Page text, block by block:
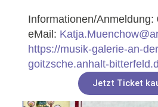
Informationen/Anmeldung:
eMail:
https://musik-galerie-an-
goitzsche.anhalt-
Jetzt Ticket